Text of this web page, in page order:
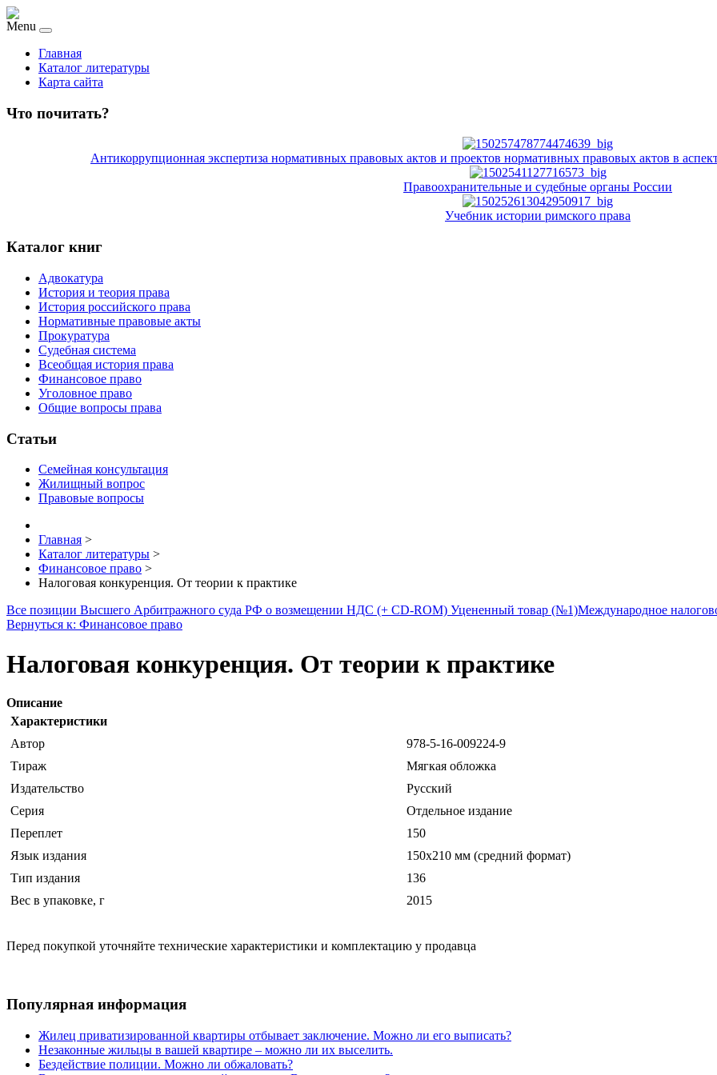
Menu
Главная
Каталог литературы
Карта сайта
Что почитать?
Антикоррупционная экспертиза нормативных правовых актов и проектов нормативных правовых актов в
Правоохранительные и судебные органы России
Учебник истории римского права
Каталог книг
Адвокатура
История и теория права
История российского права
Нормативные правовые акты
Прокуратура
Судебная система
Всеобщая история права
Финансовое право
Уголовное право
Общие вопросы права
Статьи
Семейная консультация
Жилищный вопрос
Правовые вопросы
Главная >
Каталог литературы >
Финансовое право >
Налоговая конкуренция. От теории к практике
Все позиции Высшего Арбитражного суда РФ о возмещении НДС (+ CD-ROM) Уцененный товар (№1)Международное
Вернуться к: Финансовое право
Налоговая конкуренция. От теории к практике
Описание
Характеристики
Автор
978-5-16-009224-9
Тираж
Мягкая обложка
Издательство
Русский
Серия
Отдельное издание
Переплет
150
Язык издания
150x210 мм (средний формат)
Тип издания
136
Вес в упаковке, г
2015
Перед покупкой уточняйте технические характеристики и комплектацию у продавца
Популярная информация
Жилец приватизированной квартиры отбывает заключение. Можно ли его выписать?
Незаконные жильцы в вашей квартире – можно ли их выселить.
Бездействие полиции. Можно ли обжаловать?